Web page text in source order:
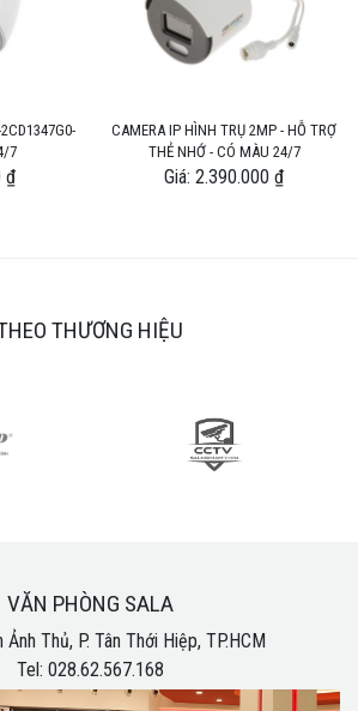
7
₫
CAMERA IP HÌNH TRỤ 2MP - HỖ TRỢ
THẺ NHỚ - CÓ MÀU 24/7
Giá: 2.390.000 ₫
THƯƠNG HIỆU
VĂN PHÒNG SALA
Thủ, P. Tân Thới Hiệp, TP.HCM
Tel: 028.62.567.168